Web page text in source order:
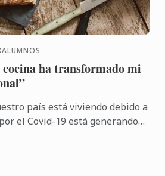
ha transformado mi
país está viviendo debido a
el Covid-19 está generando